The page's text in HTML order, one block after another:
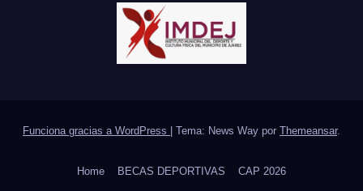
Funciona gracias a WordPress Tema: News Way por Themeansar.
Home BECAS DEPORTIVAS CAP 2026